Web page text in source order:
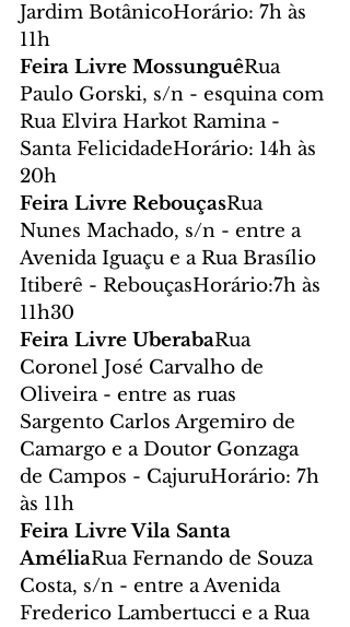
Jardim BotânicoHorário: 7h às
11h
Feira Livre MossunguêRua
Paulo Gorski, s/n - esquina com
Rua Elvira Harkot Ramina -
Santa FelicidadeHorário: 14h às
20h
Feira Livre RebouçasRua
Nunes Machado, s/n - entre a
Avenida Iguaçu e a Rua Brasílio
Itiberê - RebouçasHorário:7h às
11h30
Feira Livre UberabaRua
Coronel José Carvalho de
Oliveira - entre as ruas
Sargento Carlos Argemiro de
Camargo e a Doutor Gonzaga
de Campos - CajuruHorário: 7h
às 11h
Feira Livre Vila Santa
AméliaRua Fernando de Souza
Costa, s/n - entre a Avenida
Frederico Lambertucci e a Rua